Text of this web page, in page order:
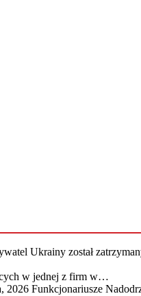
Ukrainy został
w jednej z firm w…
2026 Funkcjonariusze